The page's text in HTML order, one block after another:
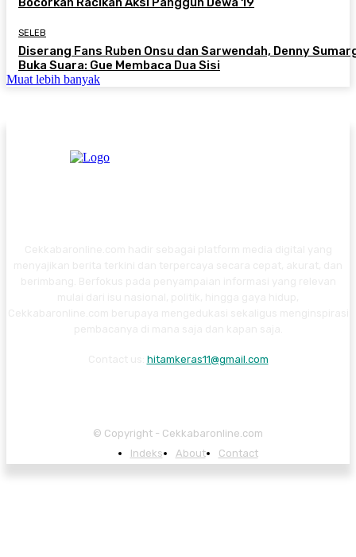
SELEB
Diserang Fans Ruben Onsu dan Sarwendah, Denny
Buka Suara: Gue Membaca Dua Sisi
Muat lebih banyak
hitamkeras11@gmail.com
© Copyright - Cekkabaronline.com
Indeks
About Contact